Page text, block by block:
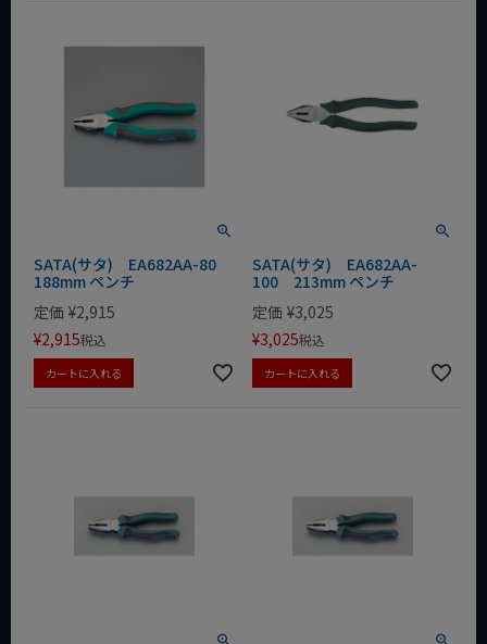
SATA(サタ) EA682AA-80
188mm ペンチ
定価 ¥2,915
¥2,915税込
カートに入れる
SATA(サタ) EA682AA-
100 213mm ペンチ
定価 ¥3,025
¥3,025税込
カートに入れる